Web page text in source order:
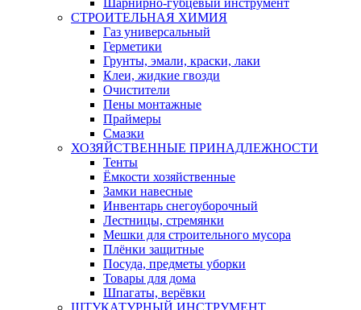
Шарнирно-губцевый инструмент
СТРОИТЕЛЬНАЯ ХИМИЯ
Газ универсальный
Герметики
Грунты, эмали, краски, лаки
Клеи, жидкие гвозди
Очистители
Пены монтажные
Праймеры
Смазки
ХОЗЯЙСТВЕННЫЕ ПРИНАДЛЕЖНОСТИ
Тенты
Ёмкости хозяйственные
Замки навесные
Инвентарь снегоуборочный
Лестницы, стремянки
Мешки для строительного мусора
Плёнки защитные
Посуда, предметы уборки
Товары для дома
Шпагаты, верёвки
ШТУКАТУРНЫЙ ИНСТРУМЕНТ